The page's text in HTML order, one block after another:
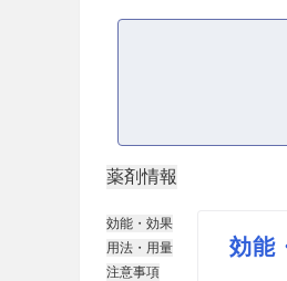
薬剤情報
効能・効果
用法・用量
注意事項
効能